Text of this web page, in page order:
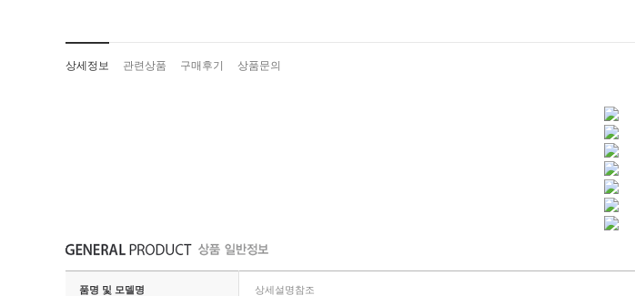
상세정보 관련상품 구매후기 상품문의
품명 및 모델명 상세설명참조